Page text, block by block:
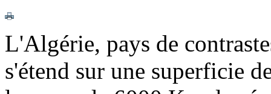
L'Algérie, pays de
s'étend sur une superficie